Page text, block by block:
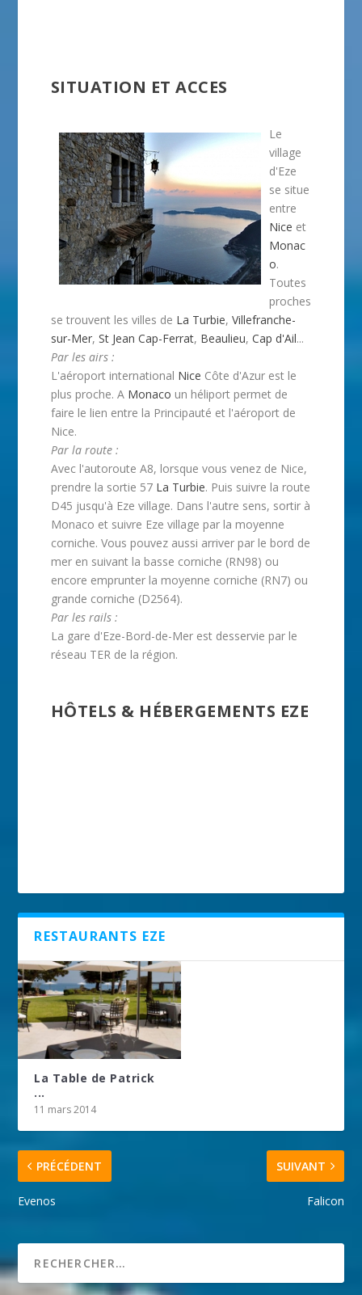
SITUATION ET ACCES
Le
village
d'Eze
se situe
entre
Nice et
Monac
o.
Toutes
proches
se trouvent les villes de La Turbie, Villefranche-
sur-Mer, St Jean Cap-Ferrat, Beaulieu, Cap d'Ail...
Par les airs :
L'aéroport international Nice Côte d'Azur est le
plus proche. A Monaco un héliport permet de
faire le lien entre la Principauté et l'aéroport de
Nice.
Par la route :
Avec l'autoroute A8, lorsque vous venez de Nice,
prendre la sortie 57 La Turbie. Puis suivre la route
D45 jusqu'à Eze village. Dans l'autre sens, sortir à
Monaco et suivre Eze village par la moyenne
corniche. Vous pouvez aussi arriver par le bord de
mer en suivant la basse corniche (RN98) ou
encore emprunter la moyenne corniche (RN7) ou
grande corniche (D2564).
Par les rails :
La gare d'Eze-Bord-de-Mer est desservie par le
réseau TER de la région.
HÔTELS & HÉBERGEMENTS EZE
RESTAURANTS EZE
La Table de Patrick
...
11 mars 2014
PRÉCÉDENT
Evenos
SUIVANT
Falicon